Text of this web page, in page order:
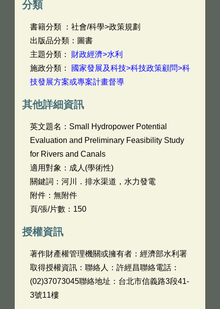
分類
書籍分類 ：社會/科學>政策規劃
出版品分類：圖書
主題分類： 財政經濟>水利
施政分類：
國家發展及科技>科技政策顧問>科
技發展方案或專案計畫督導
其他詳細資訊
英文題名： Small Hydropower Potential
Evaluation and Preliminary Feasibility Study
for Rivers and Canals
適用對象：成人(學術性)
關鍵詞：河川．排水渠道，水力發電
附件：無附件
頁/張/片數：150
授權資訊
著作財產權管理機關或擁有者：經濟部水利署
取得授權資訊：聯絡人：許經昌聯絡電話：
(02)37073045聯絡地址：台北市信義路3段41-
3號11樓